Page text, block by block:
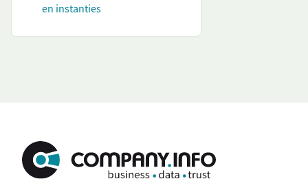
en instanties